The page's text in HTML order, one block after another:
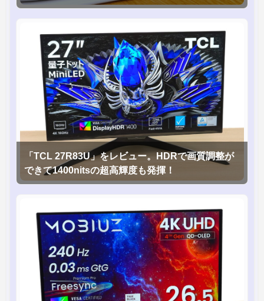
「TCL 27R83U」をレビュー。HDRで画質調整が
できて1400nitsの超高輝度も発揮！